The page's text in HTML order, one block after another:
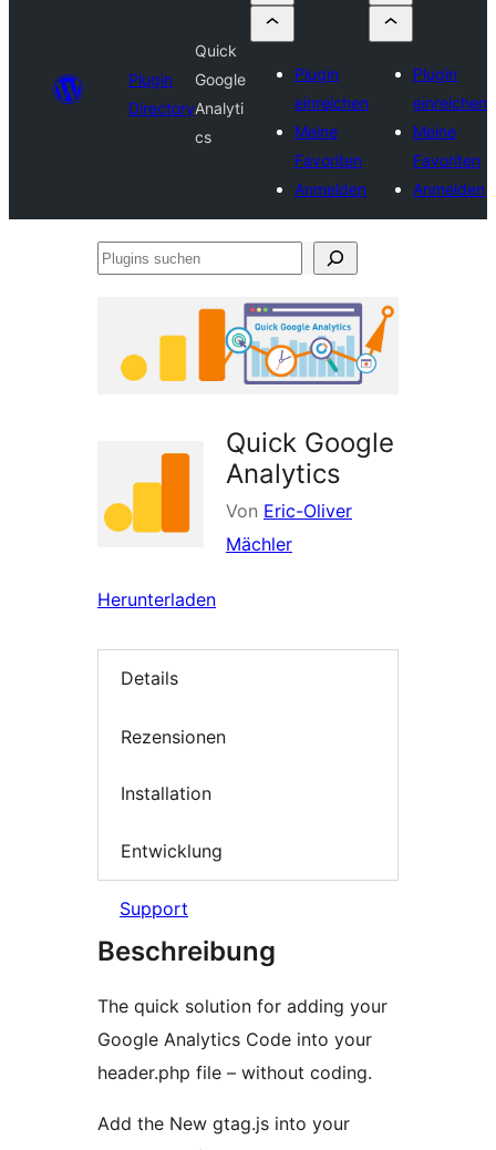
Plugin
Directory
Quick
Google
Analyti
cs
Plugin
einreichen
Meine
Favoriten
Anmelden
Plugin
einreichen
Meine
Favoriten
Anmelden
Plugins
Quick Google
Analytics
Von Eric-Oliver
Mächler
Herunterladen
Details
Rezensionen
Installation
Entwicklung
Support
Beschreibung
The quick solution for adding your
Google Analytics Code into your
header.php file – without coding.
Add the New gtag.js into your